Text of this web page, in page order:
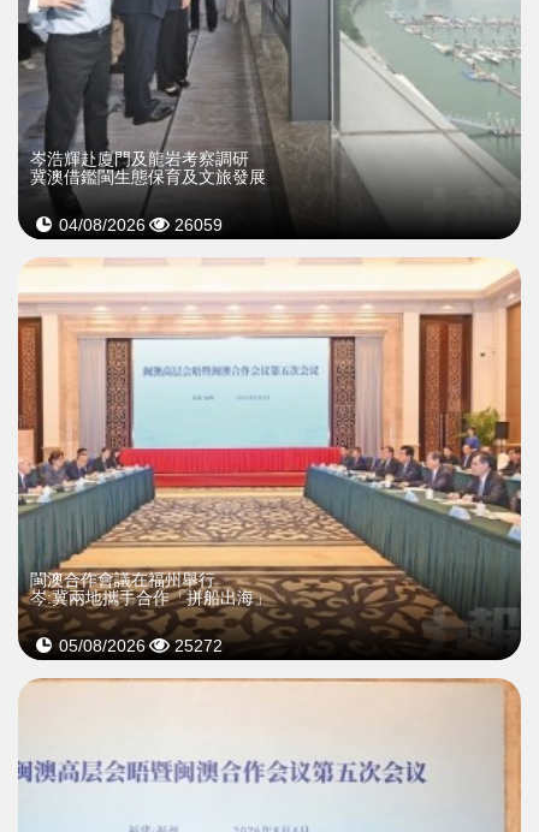
岑浩輝赴廈門及龍岩考察調研
冀澳借鑑閩生態保育及文旅發展
04/08/2026 26059
閩澳合作會議在福州舉行
岑:冀兩地攜手合作「拼船出海」
05/08/2026 25272